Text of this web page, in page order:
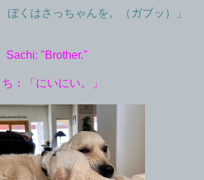
ぼくはさっちゃんを。（ガブッ）」
Sachi: "Brother."
ち：「にいにい。」